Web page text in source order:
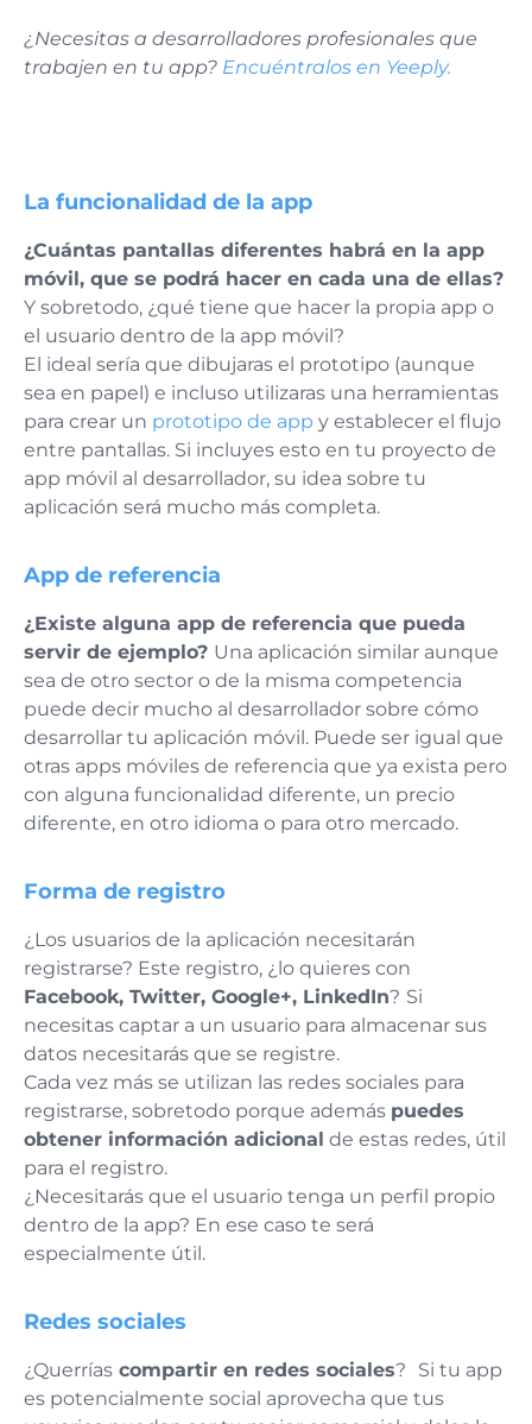
¿Necesitas a desarrolladores profesionales que
trabajen en tu app? Encuéntralos en Yeeply.
La funcionalidad de la app
¿Cuántas pantallas diferentes habrá en la app
móvil, que se podrá hacer en cada una de ellas?
Y sobretodo, ¿qué tiene que hacer la propia app o
el usuario dentro de la app móvil?
El ideal sería que dibujaras el prototipo (aunque
sea en papel) e incluso utilizaras una herramientas
para crear un prototipo de app y establecer el flujo
entre pantallas. Si incluyes esto en tu proyecto de
app móvil al desarrollador, su idea sobre tu
aplicación será mucho más completa.
App de referencia
¿Existe alguna app de referencia que pueda
servir de ejemplo? Una aplicación similar aunque
sea de otro sector o de la misma competencia
puede decir mucho al desarrollador sobre cómo
desarrollar tu aplicación móvil. Puede ser igual que
otras apps móviles de referencia que ya exista pero
con alguna funcionalidad diferente, un precio
diferente, en otro idioma o para otro mercado.
Forma de registro
¿Los usuarios de la aplicación necesitarán
registrarse? Este registro, ¿lo quieres con
Facebook, Twitter, Google+, LinkedIn? Si
necesitas captar a un usuario para almacenar sus
datos necesitarás que se registre.
Cada vez más se utilizan las redes sociales para
registrarse, sobretodo porque además puedes
obtener información adicional de estas redes, útil
para el registro.
¿Necesitarás que el usuario tenga un perfil propio
dentro de la app? En ese caso te será
especialmente útil.
Redes sociales
¿Querrías compartir en redes sociales?
Si tu app
es potencialmente social aprovecha que tus